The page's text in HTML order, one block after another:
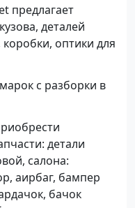
предлагает
деталей
коробки, оптики для
с разборки в
детали
салона:
аирбаг, бампер
бачок